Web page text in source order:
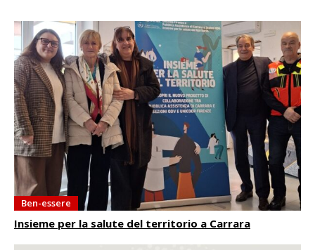
Ben-essere
Insieme per la salute del territorio a Carrara